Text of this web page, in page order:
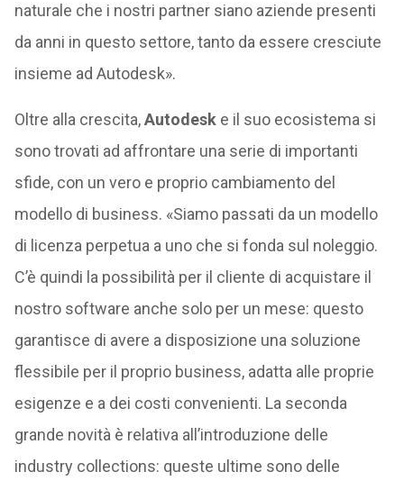
naturale che i nostri partner siano aziende presenti
da anni in questo settore, tanto da essere cresciute
insieme ad Autodesk».
Oltre alla crescita,Autodeske il suo ecosistema si
sono trovati ad affrontare una serie di importanti
sfide, con un vero e proprio cambiamento del
modello di business. «Siamo passati da un modello
di licenza perpetua a uno che si fonda sul noleggio.
C’è quindi la possibilità per il cliente di acquistare il
nostro software anche solo per un mese: questo
garantisce di avere a disposizione una soluzione
flessibile per il proprio business, adatta alle proprie
esigenze e a dei costi convenienti. La seconda
grande novità è relativa all’introduzione delle
industry collections: queste ultime sono delle